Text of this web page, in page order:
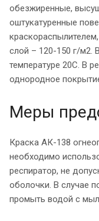
обезжиренные,
оштукатуренные
слой – 120-150 г/м2.
температуре 20С. В
однородное
Меры
Краска АК-138
необходимо
респиратор, не
оболочки. В случае
промыть водой с